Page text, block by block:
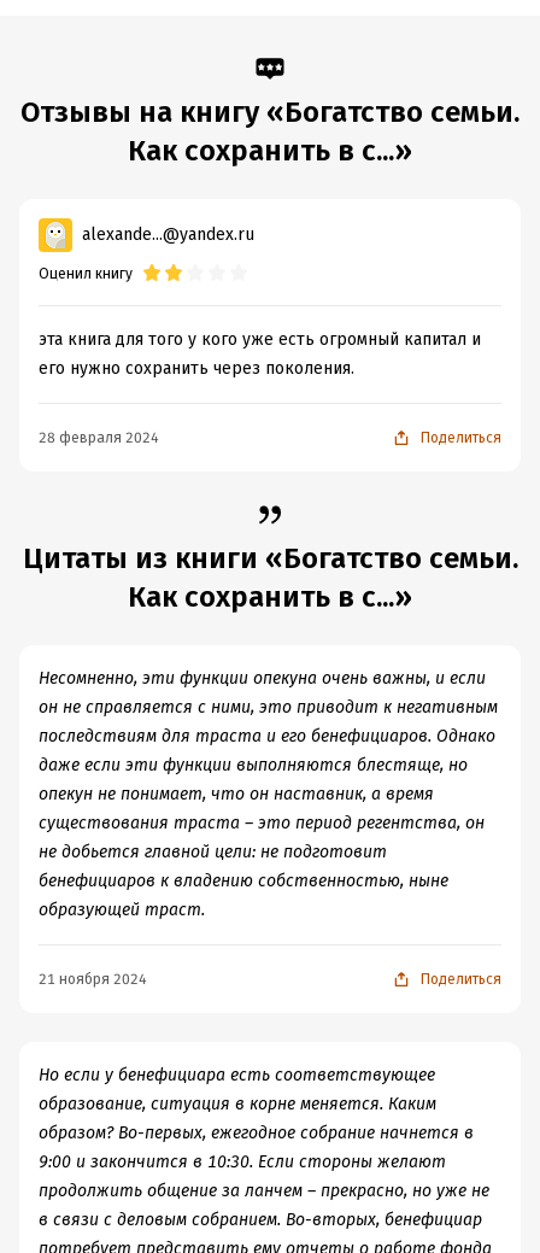
Отзывы на книгу «Богатство семьи.
Как сохранить в с...»
alexande...@yandex.ru
Оценил книгу
эта книга для того у кого уже есть огромный капитал и
его нужно сохранить через поколения.
28 февраля 2024 Поделиться
Цитаты из книги «Богатство семьи.
Как сохранить в с...»
Несомненно, эти функции опекуна очень важны, и если
он не справляется с ними, это приводит к негативным
последствиям для траста и его бенефициаров. Однако
даже если эти функции выполняются блестяще, но
опекун не понимает, что он наставник, а время
существования траста – это период регентства, он
не добьется главной цели: не подготовит
бенефициаров к владению собственностью, ныне
образующей траст.
21 ноября 2024 Поделиться
Но если у бенефициара есть соответствующее
образование, ситуация в корне меняется. Каким
образом? Во-первых, ежегодное собрание начнется в
9:00 и закончится в 10:30. Если стороны желают
продолжить общение за ланчем – прекрасно, но уже не
в связи с деловым собранием. Во-вторых, бенефициар
потребует представить ему отчеты о работе фонда